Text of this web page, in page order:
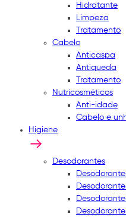
Hidratante
Limpeza
Tratamento
Cabelo
Anticaspa
Antiqueda
Tratamento
Nutricosméticos
Anti-idade
Cabelo e
Higiene
Desodorantes